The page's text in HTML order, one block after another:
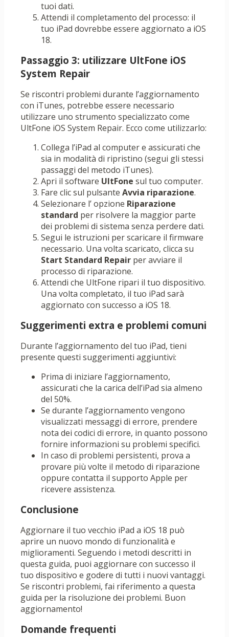
tuoi dati.
Attendi il completamento del processo: il
tuo iPad dovrebbe essere aggiornato a iOS
18.
Passaggio 3: utilizzare UltFone iOS
System Repair
Se riscontri problemi durante l’aggiornamento
con iTunes, potrebbe essere necessario
utilizzare uno strumento specializzato come
UltFone iOS System Repair. Ecco come utilizzarlo:
Collega l’iPad al computer e assicurati che
sia in modalità di ripristino (segui gli stessi
passaggi del metodo iTunes).
Apri il software UltFone sul tuo computer.
Fare clic sul pulsante Avvia riparazione.
Selezionare l’ opzione Riparazione
standard per risolvere la maggior parte
dei problemi di sistema senza perdere dati.
Segui le istruzioni per scaricare il firmware
necessario. Una volta scaricato, clicca su
Start Standard Repair per avviare il
processo di riparazione.
Attendi che UltFone ripari il tuo dispositivo.
Una volta completato, il tuo iPad sarà
aggiornato con successo a iOS 18.
Suggerimenti extra e problemi comuni
Durante l’aggiornamento del tuo iPad, tieni
presente questi suggerimenti aggiuntivi:
Prima di iniziare l’aggiornamento,
assicurati che la carica dell’iPad sia almeno
del 50%.
Se durante l’aggiornamento vengono
visualizzati messaggi di errore, prendere
nota dei codici di errore, in quanto possono
fornire informazioni su problemi specifici.
In caso di problemi persistenti, prova a
provare più volte il metodo di riparazione
oppure contatta il supporto Apple per
ricevere assistenza.
Conclusione
Aggiornare il tuo vecchio iPad a iOS 18 può
aprire un nuovo mondo di funzionalità e
miglioramenti. Seguendo i metodi descritti in
questa guida, puoi aggiornare con successo il
tuo dispositivo e godere di tutti i nuovi vantaggi.
Se riscontri problemi, fai riferimento a questa
guida per la risoluzione dei problemi. Buon
aggiornamento!
Domande frequenti